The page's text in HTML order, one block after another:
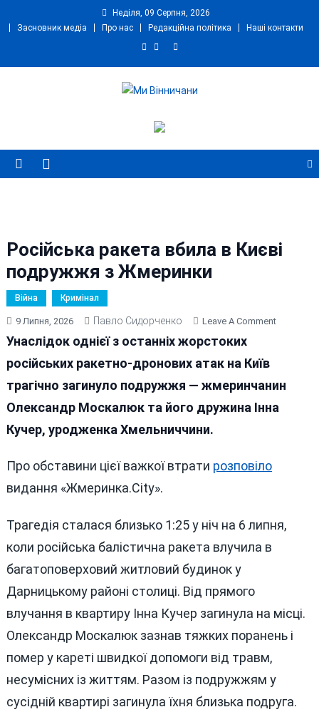
Неділя, 09 Серпня, 2026
Засновник медіа
Про нас Редакційна політика Наші контакти
Російська ракета вбила в Києві
подружжя з Жмеринки
Війна Кримінал
9 Липня, 2026 Павло Сидорченко Leave A CommentOn
В
Унаслідок однієї з останніх жорстоких
російських ракетно-дронових атак на Київ
трагічно загинуло подружжя — жмеринчанин
Олександр Москалюк та його дружина Інна
Кучер, уродженка Хмельниччини.
Про обставини цієї важкої втрати розповіло
видання «Жмеринка.City».
Трагедія сталася близько 1:25 у ніч на 6 липня,
коли російська балістична ракета влучила в
багатоповерховий житловий будинок у
Дарницькому районі столиці. Від прямого
влучання в квартиру Інна Кучер загинула на місці.
Олександр Москалюк зазнав тяжких поранень і
помер у кареті швидкої допомоги від травм,
несумісних із життям. Разом із подружжям у
сусідній квартирі загинула їхня близька подруга.